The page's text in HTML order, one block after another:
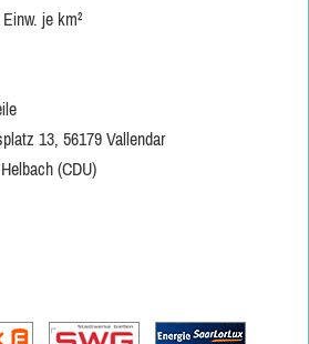
je km²
13, 56179 Vallendar
(CDU)